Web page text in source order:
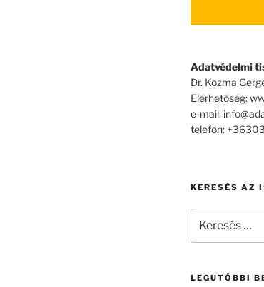
Adatvédelmi
Dr. Kozma
Elérhetőség:
e-mail:
telefon:
KERESÉS AZ
következő
LEGUTÓBBI